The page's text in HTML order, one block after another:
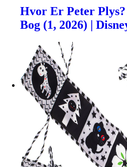
Hvor Er Peter
Bog (1, 2026) |